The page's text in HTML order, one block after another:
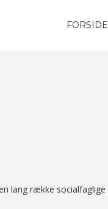
FORSIDE
lang række socialfaglige